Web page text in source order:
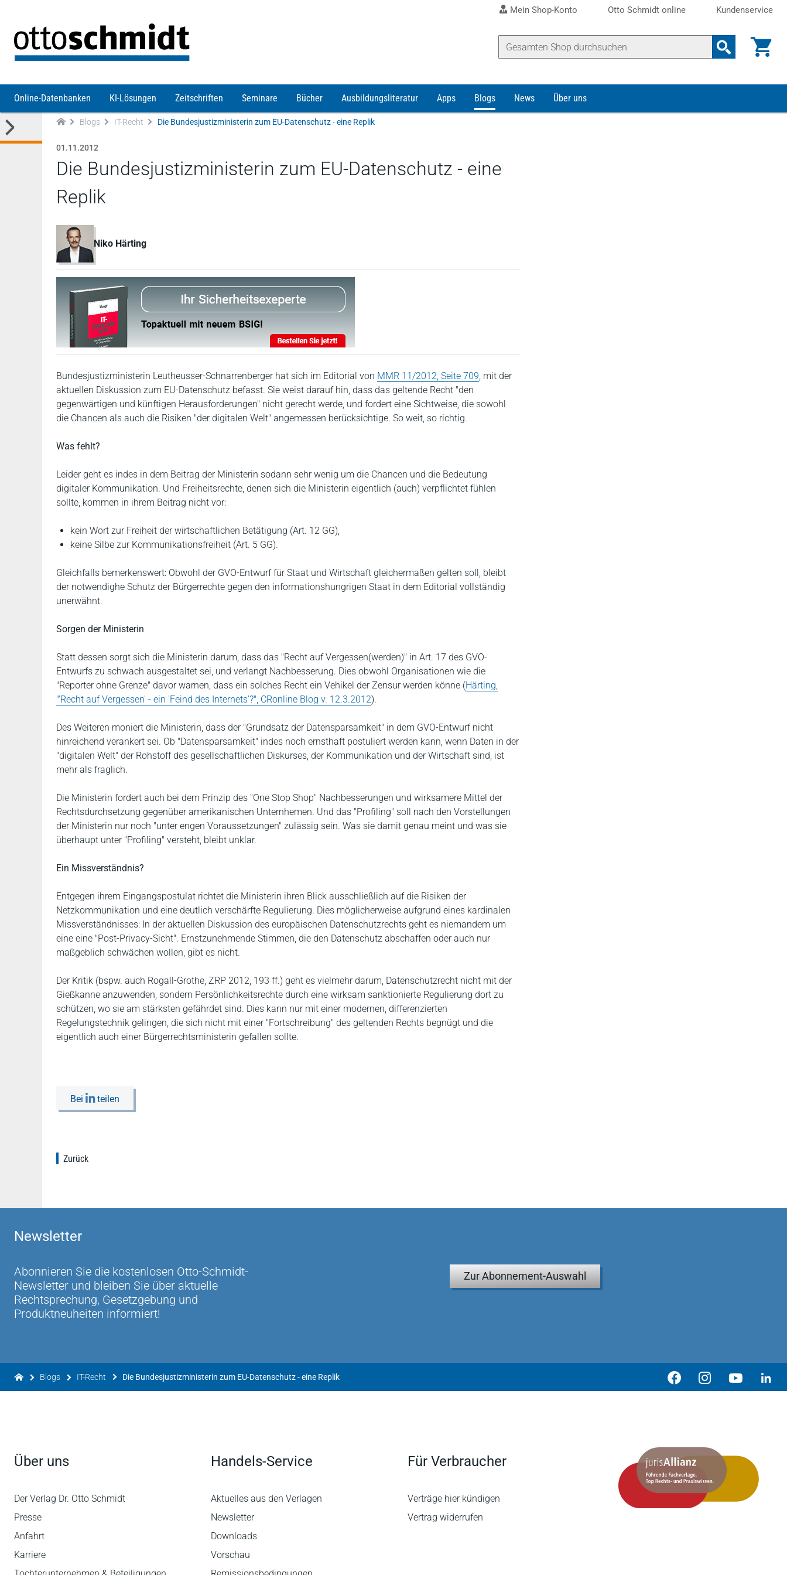
Mein Shop-Konto Otto Schmidt online Kundenservice
Online-Datenbanken KI-Lösungen Zeitschriften Seminare Bücher Ausbildungsliteratur Apps Blogs News Über uns
Blogs IT-Recht Die Bundesjustizministerin zum EU-Datenschutz - eine Replik
01.11.2012
Die Bundesjustizministerin zum EU-Datenschutz - eine
Replik
Niko Härting
Bundesjustizministerin Leutheusser-Schnarrenberger hat sich im Editorial von MMR 11/2012, Seite 709, mit der
aktuellen Diskussion zum EU-Datenschutz befasst. Sie weist darauf hin, dass das geltende Recht "den
gegenwärtigen und künftigen Herausforderungen" nicht gerecht werde, und fordert eine Sichtweise, die sowohl
die Chancen als auch die Risiken "der digitalen Welt" angemessen berücksichtige. So weit, so richtig.
Was fehlt?
Leider geht es indes in dem Beitrag der Ministerin sodann sehr wenig um die Chancen und die Bedeutung
digitaler Kommunikation. Und Freiheitsrechte, denen sich die Ministerin eigentlich (auch) verpflichtet fühlen
sollte, kommen in ihrem Beitrag nicht vor:
kein Wort zur Freiheit der wirtschaftlichen Betätigung (Art. 12 GG),
keine Silbe zur Kommunikationsfreiheit (Art. 5 GG).
Gleichfalls bemerkenswert: Obwohl der GVO-Entwurf für Staat und Wirtschaft gleichermaßen gelten soll, bleibt
der notwendighe Schutz der Bürgerrechte gegen den informationshungrigen Staat in dem Editorial vollständig
unerwähnt.
Sorgen der Ministerin
Statt dessen sorgt sich die Ministerin darum, dass das "Recht auf Vergessen(werden)" in Art. 17 des GVO-
Entwurfs zu schwach ausgestaltet sei, und verlangt Nachbesserung. Dies obwohl Organisationen wie die
"Reporter ohne Grenze" davor warnen, dass ein solches Recht ein Vehikel der Zensur werden könne (Härting,
"'Recht auf Vergessen' - ein 'Feind des Internets'?", CRonline Blog v. 12.3.2012).
Des Weiteren moniert die Ministerin, dass der "Grundsatz der Datensparsamkeit" in dem GVO-Entwurf nicht
hinreichend verankert sei. Ob "Datensparsamkeit" indes noch ernsthaft postuliert werden kann, wenn Daten in der
"digitalen Welt" der Rohstoff des gesellschaftlichen Diskurses, der Kommunikation und der Wirtschaft sind, ist
mehr als fraglich.
Die Ministerin fordert auch bei dem Prinzip des "One Stop Shop" Nachbesserungen und wirksamere Mittel der
Rechtsdurchsetzung gegenüber amerikanischen Unternhemen. Und das "Profiling" soll nach den Vorstellungen
der Ministerin nur noch "unter engen Voraussetzungen" zulässig sein. Was sie damit genau meint und was sie
überhaupt unter "Profiling" versteht, bleibt unklar.
Ein Missverständnis?
Entgegen ihrem Eingangspostulat richtet die Ministerin ihren Blick ausschließlich auf die Risiken der
Netzkommunikation und eine deutlich verschärfte Regulierung. Dies möglicherweise aufgrund eines kardinalen
Missverständnisses: In der aktuellen Diskussion des europäischen Datenschutzrechts geht es niemandem um
eine eine "Post-Privacy-Sicht". Ernstzunehmende Stimmen, die den Datenschutz abschaffen oder auch nur
maßgeblich schwächen wollen, gibt es nicht.
Der Kritik (bspw. auch Rogall-Grothe, ZRP 2012, 193 ff.) geht es vielmehr darum, Datenschutzrecht nicht mit der
Gießkanne anzuwenden, sondern Persönlichkeitsrechte durch eine wirksam sanktionierte Regulierung dort zu
schützen, wo sie am stärksten gefährdet sind. Dies kann nur mit einer modernen, differenzierten
Regelungstechnik gelingen, die sich nicht mit einer "Fortschreibung" des geltenden Rechts begnügt und die
eigentlich auch einer Bürgerrechtsministerin gefallen sollte.
Bei teilen
Zurück
Newsletter
Abonnieren Sie die kostenlosen Otto-Schmidt-
Newsletter und bleiben Sie über aktuelle
Rechtsprechung, Gesetzgebung und
Produktneuheiten informiert!
Zur Abonnement-Auswahl
Blogs IT-Recht Die Bundesjustizministerin zum EU-Datenschutz - eine Replik
Über uns
Der Verlag Dr. Otto Schmidt
Presse
Anfahrt
Karriere
Handels-Service
Aktuelles aus den Verlagen
Newsletter
Downloads
Vorschau
Für Verbraucher
Verträge hier kündigen
Vertrag widerrufen